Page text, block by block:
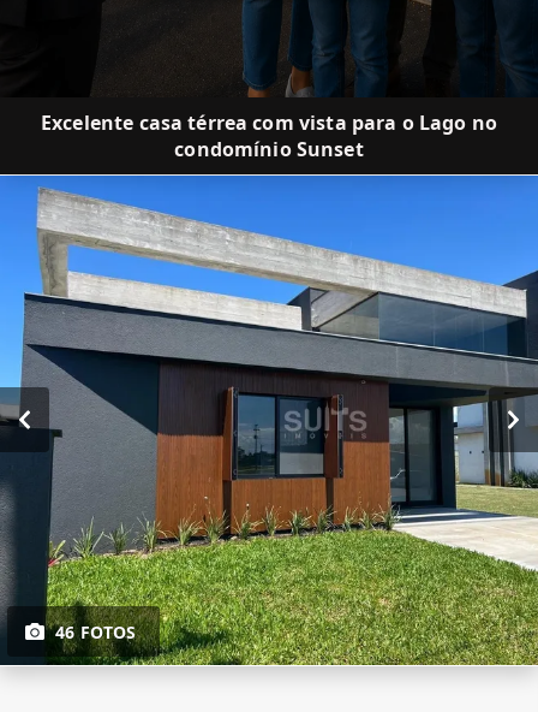
Excelente casa térrea com vista para o Lago no
condomínio Sunset
46 FOTOS